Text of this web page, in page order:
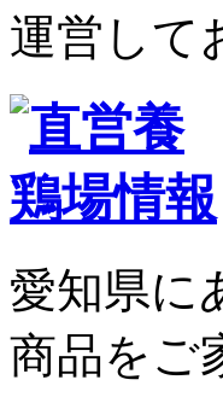
運営して
愛知県に
商品をご